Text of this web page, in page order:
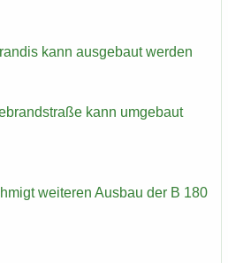
kann aus­ge­baut wer­den
kann um­ge­baut
wei­te­ren Aus­bau der B 180